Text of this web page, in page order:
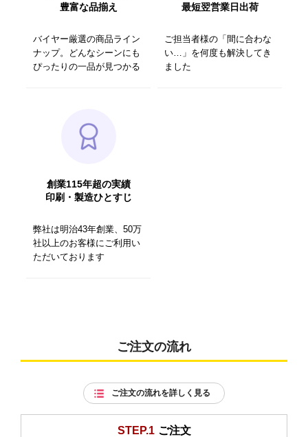
豊富な品揃え
バイヤー厳選の商品ライン
ナップ。どんなシーンにも
ぴったりの一品が見つかる
最短翌営業日出荷
ご担当者様の「間に合わな
い…」を何度も解決してき
ました
創業115年超の実績
印刷・製造ひとすじ
弊社は明治43年創業、50万
社以上のお客様にご利用い
ただいております
ご注文の流れ
ご注文の流れを詳しく見る
STEP.1 ご注文